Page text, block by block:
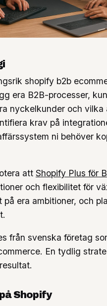
shopify b2b
era B2B-processer,
nyckelkunder och vilka
krav på
ni behöver
att Shopify Plus för
och flexibilitet för
på era ambitioner, och
från svenska företag
En tydlig
Shopify